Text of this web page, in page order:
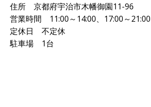
住所 京都府宇治市木幡御園11-96
営業時間 11:00～14:00、17:00～21:00
定休日 不定休
駐車場 1台